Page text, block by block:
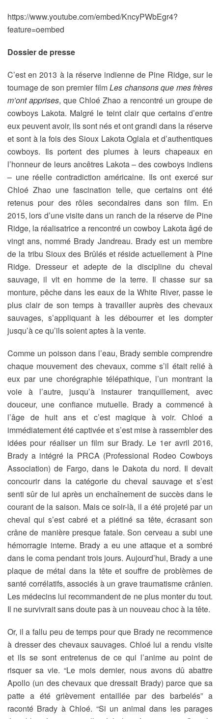
https://www.youtube.com/embed/KncyPWbEgr4?
feature=oembed
Dossier de presse
C’est en 2013 à la réserve indienne de Pine Ridge, sur le
tournage de son premier filmLes chansons que mes frères
m’ont apprises, que Chloé Zhao a rencontré un groupe de
cowboys Lakota. Malgré le teint clair que certains d’entre
eux peuvent avoir, ils sont nés et ont grandi dans la réserve
et sont à la fois des Sioux Lakota Oglala et d’authentiques
cowboys. Ils portent des plumes à leurs chapeaux en
l’honneur de leurs ancêtres Lakota – des cowboys indiens
– une réelle contradiction américaine. Ils ont exercé sur
Chloé Zhao une fascination telle, que certains ont été
retenus pour des rôles secondaires dans son film. En
2015, lors d’une visite dans un ranch de la réserve de Pine
Ridge, la réalisatrice a rencontré un cowboy Lakota âgé de
vingt ans, nommé Brady Jandreau. Brady est un membre
de la tribu Sioux des Brûlés et réside actuellement à Pine
Ridge. Dresseur et adepte de la discipline du cheval
sauvage, il vit en homme de la terre. Il chasse sur sa
monture, pêche dans les eaux de la White River, passe le
plus clair de son temps à travailler auprès des chevaux
sauvages, s’appliquant à les débourrer et les dompter
jusqu’à ce qu’ils soient aptes à la vente.
Comme un poisson dans l’eau, Brady semble comprendre
chaque mouvement des chevaux, comme s’il était relié à
eux par une chorégraphie télépathique, l’un montrant la
voie à l’autre, jusqu’à instaurer tranquillement, avec
douceur, une confiance mutuelle. Brady a commencé à
l’âge de huit ans et c’est magique à voir. Chloé a
immédiatement été captivée et s’est mise à rassembler des
idées pour réaliser un film sur Brady. Le 1er avril 2016,
Brady a intégré la PRCA (Professional Rodeo Cowboys
Association) de Fargo, dans le Dakota du nord. Il devait
concourir dans la catégorie du cheval sauvage et s’est
senti sûr de lui après un enchaînement de succès dans le
courant de la saison. Mais ce soir-là, il a été projeté par un
cheval qui s’est cabré et a piétiné sa tête, écrasant son
crâne de manière presque fatale. Son cerveau a subi une
hémorragie interne. Brady a eu une attaque et a sombré
dans le coma pendant trois jours. Aujourd’hui, Brady a une
plaque de métal dans la tête et souffre de problèmes de
santé corrélatifs, associés à un grave traumatisme crânien.
Les médecins lui recommandent de ne plus monter du tout.
Il ne survivrait sans doute pas à un nouveau choc à la tête.
Or, il a fallu peu de temps pour que Brady ne recommence
à dresser des chevaux sauvages. Chloé lui a rendu visite
et ils se sont entretenus de ce qui l’anime au point de
risquer sa vie. “Le mois dernier, nous avons dû abattre
Apollo (un des chevaux que dressait Brady) parce que sa
patte a été grièvement entaillée par des barbelés” a
raconté Brady à Chloé. “Si un animal dans les parages